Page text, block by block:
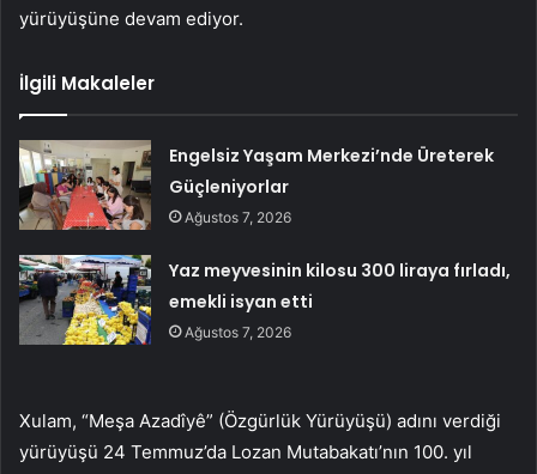
yürüyüşüne devam ediyor.
İlgili Makaleler
Engelsiz Yaşam Merkezi’nde Üreterek
Güçleniyorlar
Ağustos 7, 2026
Yaz meyvesinin kilosu 300 liraya fırladı,
emekli isyan etti
Ağustos 7, 2026
Xulam, “Meşa Azadîyê” (Özgürlük Yürüyüşü) adını verdiği
yürüyüşü 24 Temmuz’da Lozan Mutabakatı’nın 100. yıl